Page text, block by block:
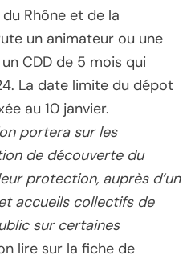
Rhône et de la
un animateur ou une
CDD de 5 mois qui
La date limite du dépot
au 10 janvier.
portera sur les
de découverte du
protection, auprès d’un
accueils collectifs de
sur certaines
lire sur la fiche de